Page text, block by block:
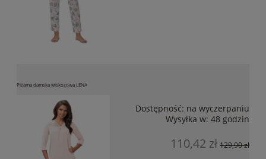
Piżama damska wiskozowa LENA
Dostępność: na wyczerpaniu
Wysyłka w: 48 godzin
110,42 zł 129,90 zł